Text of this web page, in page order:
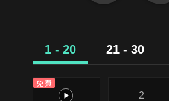
1 - 20 21 - 30
免費
1
2